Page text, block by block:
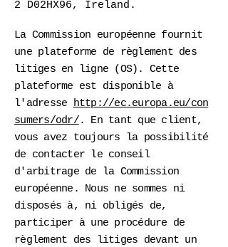
2 D02HX96, Ireland.
La Commission européenne fournit
une plateforme de règlement des
litiges en ligne (OS). Cette
plateforme est disponible à
l'adresse http://ec.europa.eu/con
sumers/odr/. En tant que client,
vous avez toujours la possibilité
de contacter le conseil
d'arbitrage de la Commission
européenne. Nous ne sommes ni
disposés à, ni obligés de,
participer à une procédure de
règlement des litiges devant un